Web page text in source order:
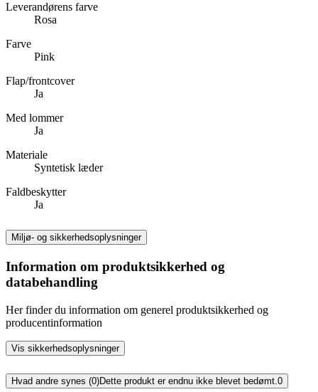
Leverandørens farve
Rosa
Farve
Pink
Flap/frontcover
Ja
Med lommer
Ja
Materiale
Syntetisk læder
Faldbeskytter
Ja
Miljø- og sikkerhedsoplysninger
Information om produktsikkerhed og
databehandling
Her finder du information om generel produktsikkerhed og
producentinformation
Vis sikkerhedsoplysninger
Hvad andre synes (0)Dette produkt er endnu ikke blevet bedømt.0